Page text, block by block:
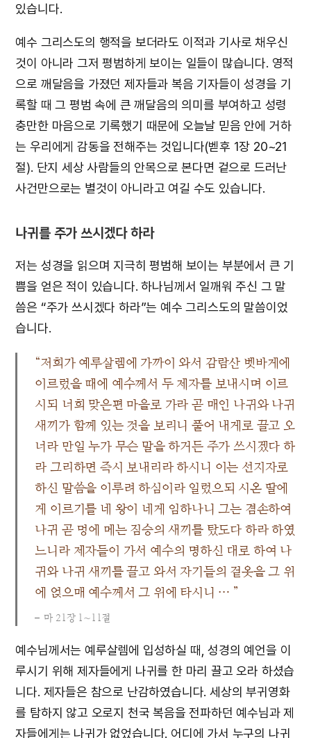
있습니다.
예수 그리스도의 행적을 보더라도 이적과 기사로 채우신
것이 아니라 그저 평범하게 보이는 일들이 많습니다. 영적
으로 깨달음을 가졌던 제자들과 복음 기자들이 성경을 기
록할 때 그 평범 속에 큰 깨달음의 의미를 부여하고 성령
충만한 마음으로 기록했기 때문에 오늘날 믿음 안에 거하
는 우리에게 감동을 전해주는 것입니다(벧후 1장 20~21
절). 단지 세상 사람들의 안목으로 본다면 겉으로 드러난
사건만으로는 별것이 아니라고 여길 수도 있습니다.
나귀를 주가 쓰시겠다 하라
저는 성경을 읽으며 지극히 평범해 보이는 부분에서 큰 기
쁨을 얻은 적이 있습니다. 하나님께서 일깨워 주신 그 말
씀은 “주가 쓰시겠다 하라”는 예수 그리스도의 말씀이었
습니다.
“저희가 예루살렘에 가까이 와서 감람산 벳바게에
이르렀을 때에 예수께서 두 제자를 보내시며 이르
시되 너희 맞은편 마을로 가라 곧 매인 나귀와 나귀
새끼가 함께 있는 것을 보리니 풀어 내게로 끌고 오
너라 만일 누가 무슨 말을 하거든 주가 쓰시겠다 하
라 그리하면 즉시 보내리라 하시니 이는 선지자로
하신 말씀을 이루려 하심이라 일렀으되 시온 딸에
게 이르기를 네 왕이 네게 임하나니 그는 겸손하여
나귀 곧 멍에 메는 짐승의 새끼를 탔도다 하라 하였
느니라 제자들이 가서 예수의 명하신 대로 하여 나
귀와 나귀 새끼를 끌고 와서 자기들의 겉옷을 그 위
에 얹으매 예수께서 그 위에 타시니 … ”
마 21장 1∼11절
예수님께서는 예루살렘에 입성하실 때, 성경의 예언을 이
루시기 위해 제자들에게 나귀를 한 마리 끌고 오라 하셨습
니다. 제자들은 참으로 난감하였습니다. 세상의 부귀영화
를 탐하지 않고 오로지 천국 복음을 전파하던 예수님과 제
자들에게는 나귀가 없었습니다. 어디에 가서 누구의 나귀